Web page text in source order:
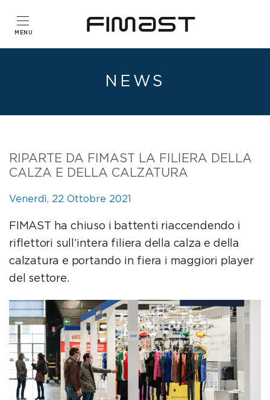
NEWS
RIPARTE DA FIMAST LA FILIERA DELLA
CALZA E DELLA CALZATURA
Venerdì, 22 Ottobre 2021
FIMAST ha chiuso i battenti riaccendendo i
riflettori sull’intera filiera della calza e della
calzatura e portando in fiera i maggiori player
del settore.